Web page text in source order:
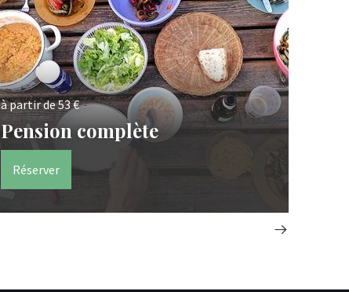
à partir de 53 €
Pension complète
Réserver